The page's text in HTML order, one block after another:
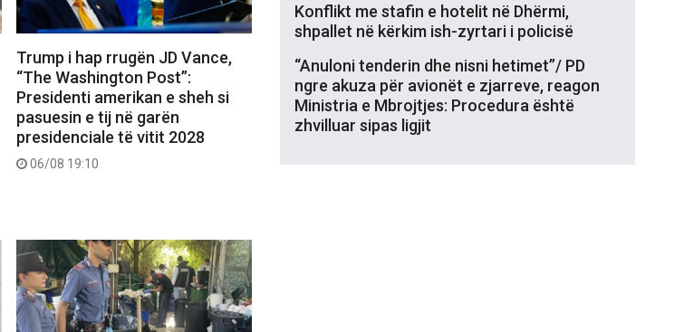
Trump i hap rrugën JD Vance,
“The Washington Post”:
Presidenti amerikan e sheh si
pasuesin e tij në garën
presidenciale të vitit 2028
06/08 19:10
Konflikt me stafin e hotelit në Dhërmi,
shpallet në kërkim ish-zyrtari i policisë
“Anuloni tenderin dhe nisni hetimet”/ PD
ngre akuza për avionët e zjarreve, reagon
Ministria e Mbrojtjes: Procedura është
zhvilluar sipas ligjit